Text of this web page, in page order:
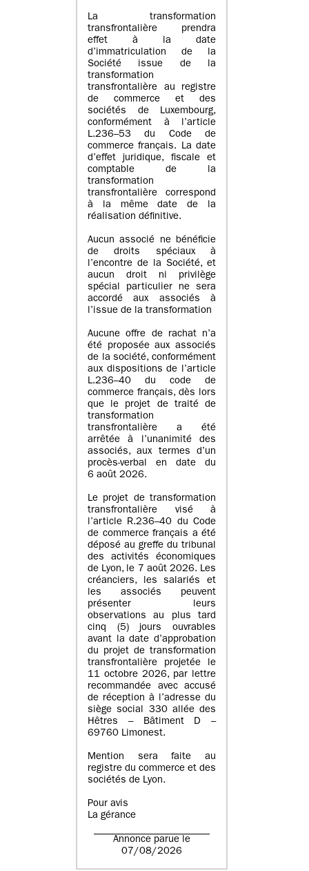
La transformation
transfrontalière prendra
effet à la date
d’immatriculation de la
Société issue de la
transformation
transfrontalière au registre
de commerce et des
sociétés de Luxembourg,
conformément à l’article
L.236–53 du Code de
commerce français. La date
d’effet juridique, fiscale et
comptable de la
transformation
transfrontalière correspond
à la même date de la
réalisation définitive.
Aucun associé ne bénéficie
de droits spéciaux à
l’encontre de la Société, et
aucun droit ni privilège
spécial particulier ne sera
accordé aux associés à
l’issue de la transformation
Aucune offre de rachat n’a
été proposée aux associés
de la société, conformément
aux dispositions de l’article
L.236–40 du code de
commerce français, dès lors
que le projet de traité de
transformation
transfrontalière a été
arrêtée à l’unanimité des
associés, aux termes d’un
procès-verbal en date du
6 août 2026.
Le projet de transformation
transfrontalière visé à
l’article R.236–40 du Code
de commerce français a été
déposé au greffe du tribunal
des activités économiques
de Lyon, le 7 août 2026. Les
créanciers, les salariés et
les associés peuvent
présenter leurs
observations au plus tard
cinq (5) jours ouvrables
avant la date d’approbation
du projet de transformation
transfrontalière projetée le
11 octobre 2026, par lettre
recommandée avec accusé
de réception à l’adresse du
siège social 330 allée des
Hêtres – Bâtiment D –
69760 Limonest.
Mention sera faite au
registre du commerce et des
sociétés de Lyon.
Pour avis
La gérance
Annonce parue le
07/08/2026